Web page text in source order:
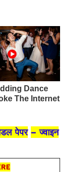
पेपर – ज्वाइन